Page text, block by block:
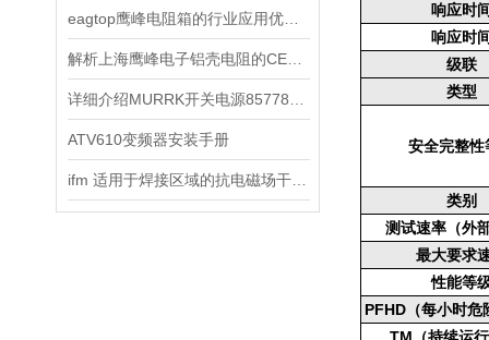
ATV610变频器安装手册
响应时
响应时
级联
类型
安全完整性
类别
测试速率（外
最大要求
性能等
PFHD （每小时